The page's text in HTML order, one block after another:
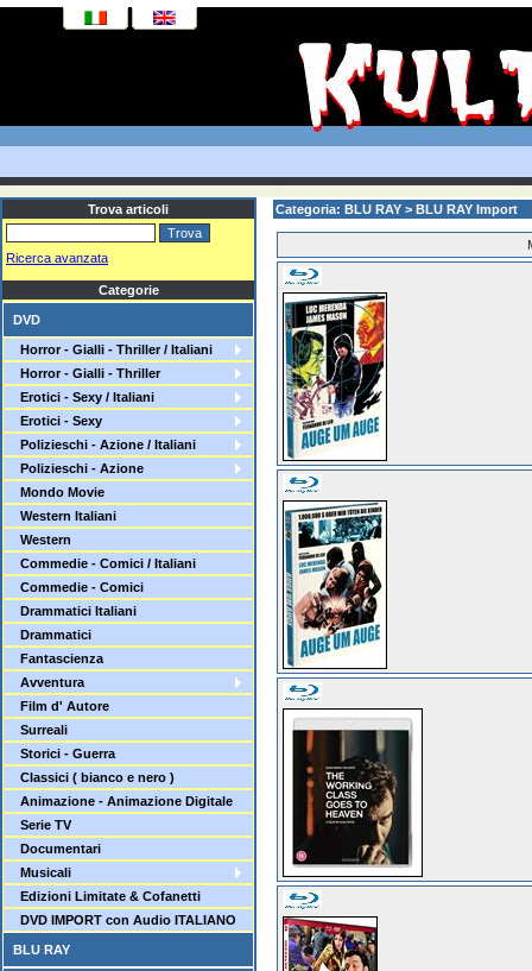
Trova articoli
Ricerca avanzata
Categorie
DVD
Horror - Gialli - Thriller / Italiani
Horror - Gialli - Thriller
Erotici - Sexy / Italiani
Erotici - Sexy
Polizieschi - Azione / Italiani
Polizieschi - Azione
Mondo Movie
Western Italiani
Western
Commedie - Comici / Italiani
Commedie - Comici
Drammatici Italiani
Drammatici
Fantascienza
Avventura
Film d' Autore
Surreali
Storici - Guerra
Classici ( bianco e nero )
Animazione - Animazione Digitale
Serie TV
Documentari
Musicali
Edizioni Limitate & Cofanetti
DVD IMPORT con Audio ITALIANO
BLU RAY
Categoria: BLU RAY > BLU RAY Import